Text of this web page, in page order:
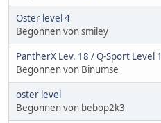
Oster level 4
Begonnen von smiley
PantherX Lev. 18 / Q-Sport Level 1
Begonnen von Binumse
oster level
Begonnen von bebop2k3